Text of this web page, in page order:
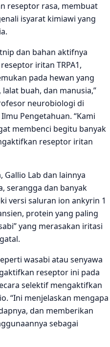
reseptor rasa, membuat
isyarat kimiawi yang
dan bahan aktifnya
iritan TRPA1,
pada hewan yang
buah, dan manusia,”
neurobiologi di
Pengetahuan. “Kami
membenci begitu banyak
reseptor iritan
Gallio Lab dan lainnya
serangga dan banyak
versi saluran ion ankyrin 1
protein yang paling
yang merasakan iritasi
wasabi atau senyawa
reseptor ini pada
selektif mengaktifkan
“Ini menjelaskan mengapa
dan memberikan
sebagai